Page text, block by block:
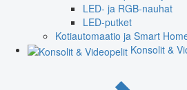
LED- ja RGB-nauhat
LED-putket
Kotiautomaatio ja Smart
Konsolit &